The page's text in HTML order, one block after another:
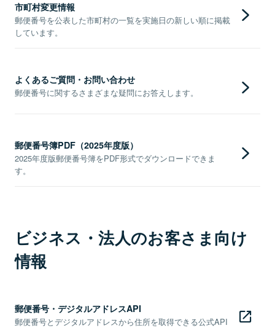
市町村変更情報
郵便番号を公表した市町村の一覧を実施日の新しい順に掲載
しています。
よくあるご質問・お問い合わせ
郵便番号に関するさまざまな疑問にお答えします。
郵便番号簿PDF（2025年度版）
2025年度版郵便番号簿をPDF形式でダウンロードできま
す。
ビジネス・法人のお客さま向け
情報
郵便番号・デジタルアドレスAPI
郵便番号とデジタルアドレスから住所を取得できる公式API